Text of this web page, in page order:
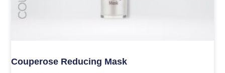
Couperose Reducing Mask